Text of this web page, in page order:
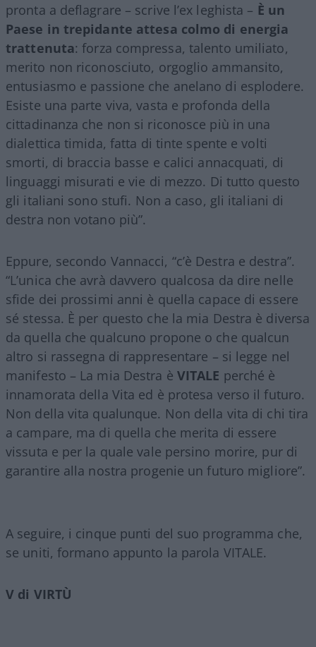
pronta a deflagrare – scrive l’ex leghista – È un
Paese in trepidante attesa colmo di energia
trattenuta: forza compressa, talento umiliato,
merito non riconosciuto, orgoglio ammansito,
entusiasmo e passione che anelano di esplodere.
Esiste una parte viva, vasta e profonda della
cittadinanza che non si riconosce più in una
dialettica timida, fatta di tinte spente e volti
smorti, di braccia basse e calici annacquati, di
linguaggi misurati e vie di mezzo. Di tutto questo
gli italiani sono stufi. Non a caso, gli italiani di
destra non votano più”.
Eppure, secondo Vannacci, “c’è Destra e destra”.
“L’unica che avrà davvero qualcosa da dire nelle
sfide dei prossimi anni è quella capace di essere
sé stessa. È per questo che la mia Destra è diversa
da quella che qualcuno propone o che qualcun
altro si rassegna di rappresentare – si legge nel
manifesto – La mia Destra è VITALE perché è
innamorata della Vita ed è protesa verso il futuro.
Non della vita qualunque. Non della vita di chi tira
a campare, ma di quella che merita di essere
vissuta e per la quale vale persino morire, pur di
garantire alla nostra progenie un futuro migliore”.
A seguire, i cinque punti del suo programma che,
se uniti, formano appunto la parola VITALE.
V di VIRTÙ